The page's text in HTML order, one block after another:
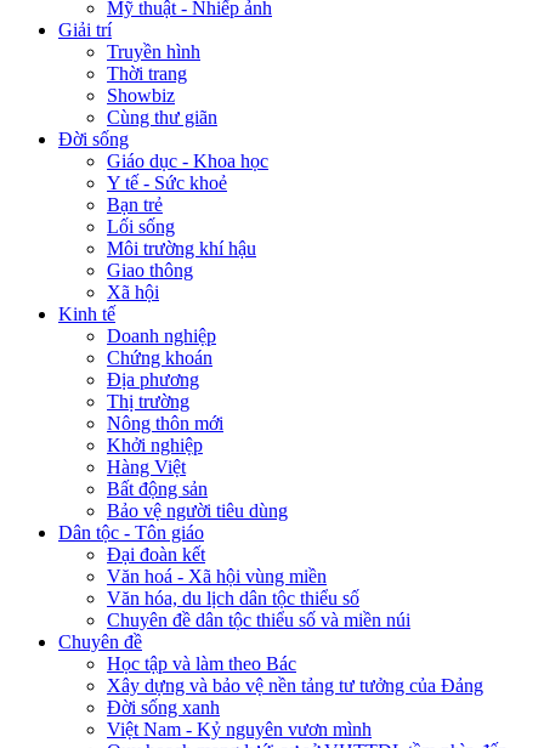
Mỹ thuật - Nhiếp ảnh
Giải trí
Truyền hình
Thời trang
Showbiz
Cùng thư giãn
Đời sống
Giáo dục - Khoa học
Y tế - Sức khoẻ
Bạn trẻ
Lối sống
Môi trường khí hậu
Giao thông
Xã hội
Kinh tế
Doanh nghiệp
Chứng khoán
Địa phương
Thị trường
Nông thôn mới
Khởi nghiệp
Hàng Việt
Bất động sản
Bảo vệ người tiêu dùng
Dân tộc - Tôn giáo
Đại đoàn kết
Văn hoá - Xã hội vùng miền
Văn hóa, du lịch dân tộc thiểu số
Chuyên đề dân tộc thiểu số và miền núi
Chuyên đề
Học tập và làm theo Bác
Xây dựng và bảo vệ nền tảng tư tưởng của Đảng
Đời sống xanh
Việt Nam - Kỷ nguyên vươn mình